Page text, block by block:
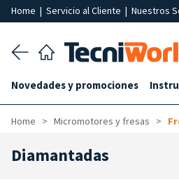
Home | Servicio al Cliente | Nuestros
Novedades y promociones
Home Micromotores y fresas
Diamantadas